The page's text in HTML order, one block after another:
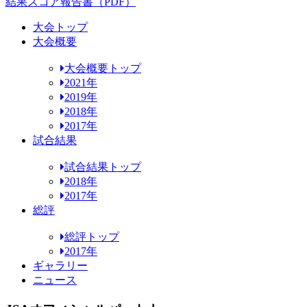
大会トップ
大会概要
大会概要トップ
2021年
2019年
2018年
2017年
試合結果
試合結果トップ
2018年
2017年
総評
総評トップ
2017年
ギャラリー
ニュース